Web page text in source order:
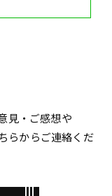
見・ご感想や
らからご連絡くだ